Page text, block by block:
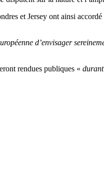
et Jersey ont ainsi
d’envisager
rendues publiques «